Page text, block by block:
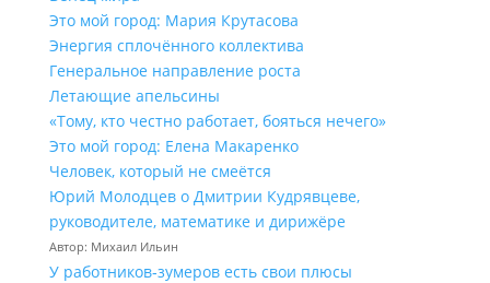
Это мой город: Мария Крутасова
Энергия сплочённого коллектива
Генеральное направление роста
Летающие апельсины
«Тому, кто честно работает, бояться нечего»
Это мой город: Елена Макаренко
Человек, который не смеётся
Юрий Молодцев о Дмитрии Кудрявцеве,
руководителе, математике и дирижёре
Автор: Михаил Ильин
У работников‑зумеров есть свои плюсы